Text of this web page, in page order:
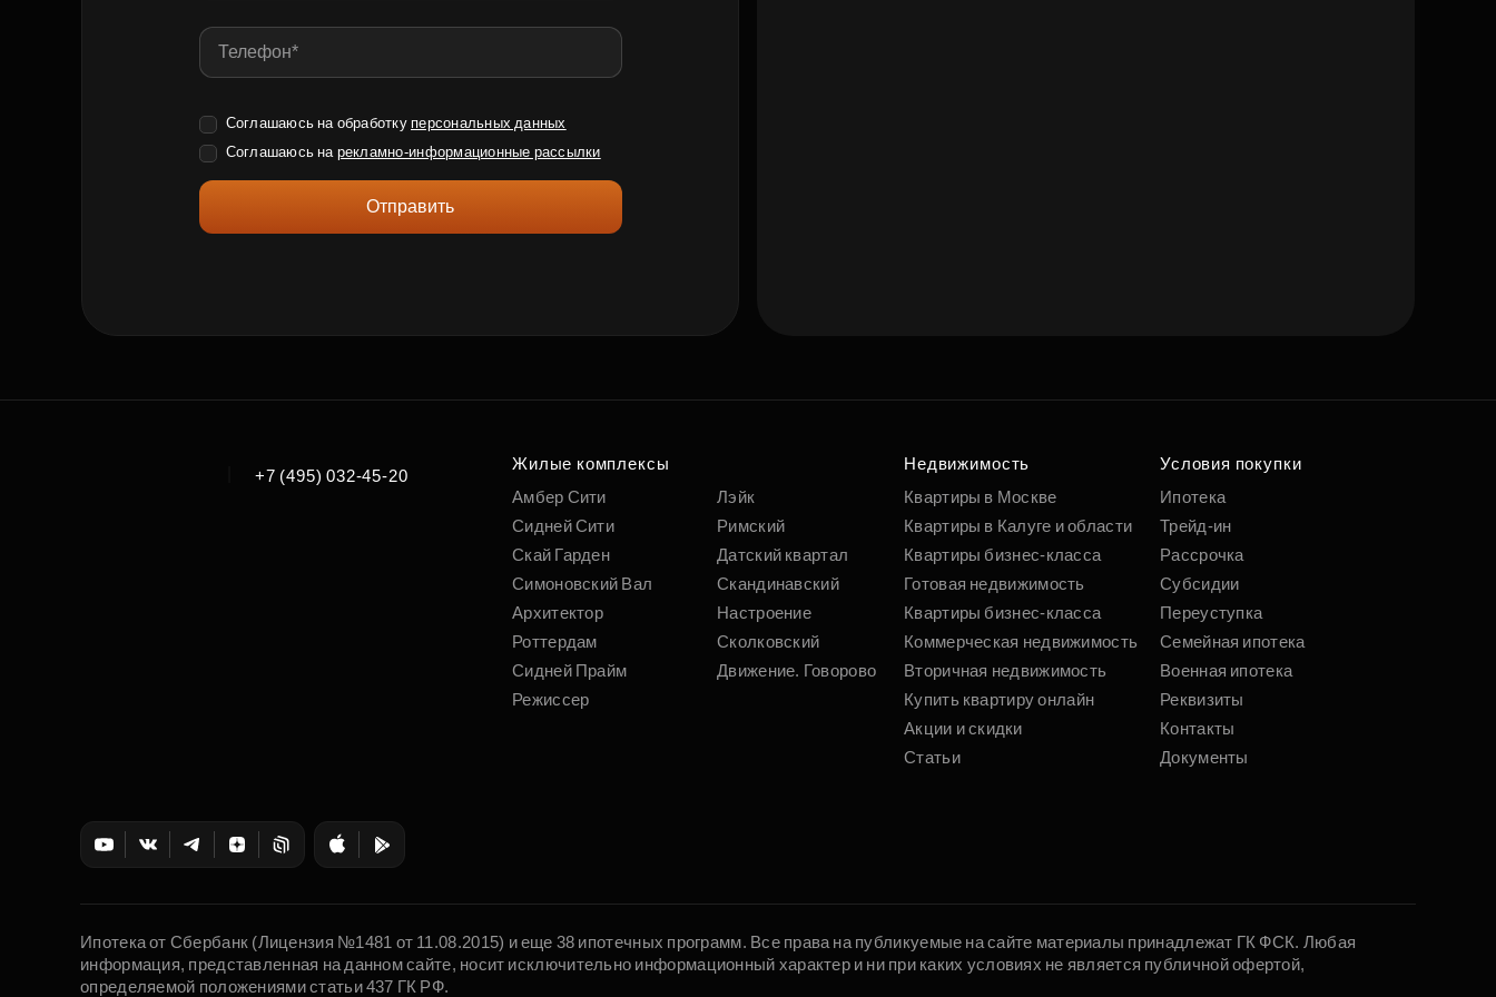
Соглашаюсь на обработку персональных данных
Соглашаюсь на рекламно-информационные рассылки
Отправить
+7 (495) 032-45-20
Жилые комплексы
Амбер Сити
Сидней Сити
Скай Гарден
Симоновский Вал
Архитектор
Роттердам
Сидней Прайм
Режиссер
Лэйк
Римский
Датский квартал
Скандинавский
Настроение
Сколковский
Движение. Говорово
Недвижимость
Квартиры в Москве
Квартиры в Калуге и области
Квартиры бизнес-класса
Готовая недвижимость
Квартиры бизнес-класса
Коммерческая недвижимость
Вторичная недвижимость
Купить квартиру онлайн
Акции и скидки
Статьи
Условия покупки
Ипотека
Трейд-ин
Рассрочка
Субсидии
Переуступка
Семейная ипотека
Военная ипотека
Реквизиты
Контакты
Документы
Ипотека от Сбербанк (Лицензия №1481 от 11.08.2015) и еще 38 ипотечных программ. Все права на публикуемые на сайте материалы принадлежат ГК ФСК. Любая
информация, представленная на данном сайте, носит исключительно информационный характер и ни при каких условиях не является публичной офертой,
определяемой положениями статьи 437 ГК РФ.